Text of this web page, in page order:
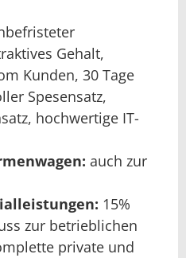
Gehalt,
Kunden, 30 Tage
Spesensatz,
hochwertige IT-
auch zur
15%
zur betrieblichen
private und